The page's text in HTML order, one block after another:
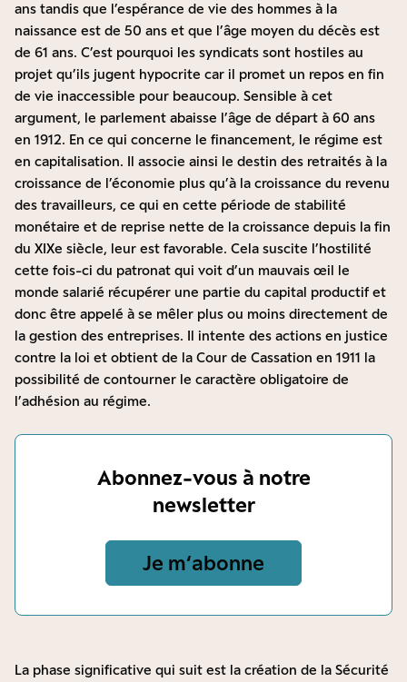
ans tandis que l’espérance de vie des hommes à la
naissance est de 50 ans et que l’âge moyen du décès est
de 61 ans. C’est pourquoi les syndicats sont hostiles au
projet qu’ils jugent hypocrite car il promet un repos en fin
de vie inaccessible pour beaucoup. Sensible à cet
argument, le parlement abaisse l’âge de départ à 60 ans
en 1912. En ce qui concerne le financement, le régime est
en capitalisation. Il associe ainsi le destin des retraités à la
croissance de l’économie plus qu’à la croissance du revenu
des travailleurs, ce qui en cette période de stabilité
monétaire et de reprise nette de la croissance depuis la fin
du XIXe siècle, leur est favorable. Cela suscite l’hostilité
cette fois-ci du patronat qui voit d’un mauvais œil le
monde salarié récupérer une partie du capital productif et
donc être appelé à se mêler plus ou moins directement de
la gestion des entreprises. Il intente des actions en justice
contre la loi et obtient de la Cour de Cassation en 1911 la
possibilité de contourner le caractère obligatoire de
l’adhésion au régime.
Abonnez-vous à notre
newsletter
Je m‘abonne
La phase significative qui suit est la création de la Sécurité